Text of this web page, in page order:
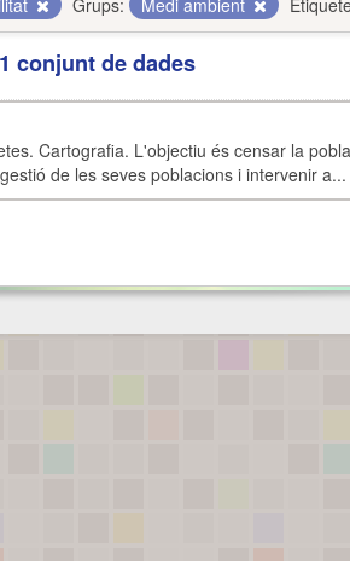
Grups: Medi ambient
conjunt de dades
Cartografia. L'objectiu és censar la
de les seves poblacions i intervenir a...